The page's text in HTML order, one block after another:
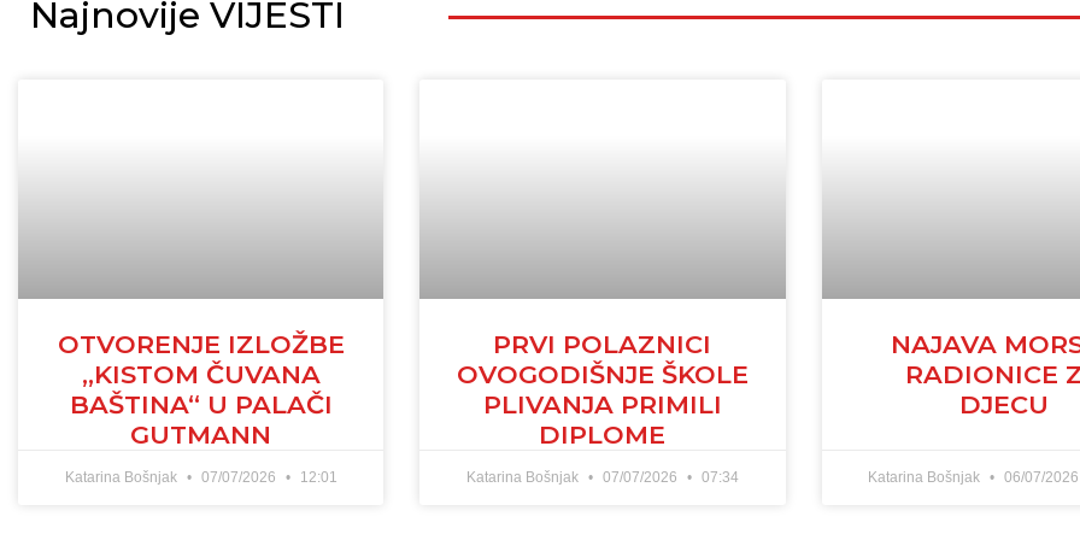
Najnovije VIJESTI
OTVORENJE IZLOŽBE
„KISTOM ČUVANA
BAŠTINA“ U PALAČI
GUTMANN
Katarina Bošnjak 07/07/2026 12:01
PRVI POLAZNICI
OVOGODIŠNJE ŠKOLE
PLIVANJA PRIMILI
DIPLOME
Katarina Bošnjak 07/07/2026 07:34
NAJAVA
RADIONICE
DJECU
Katarina Bošnjak 06/07/2026